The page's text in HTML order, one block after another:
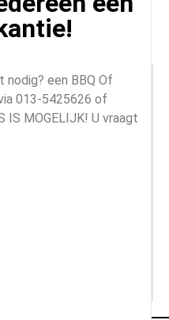
een BBQ Of
013-5425626 of
IS MOGELIJK! U vraagt